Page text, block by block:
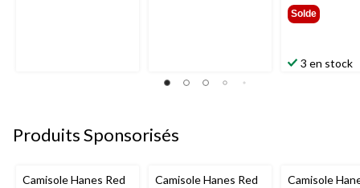
Solde
3 en stock
Produits Sponsorisés
Camisole Hanes Red
Camisole Hanes Red
Camisole